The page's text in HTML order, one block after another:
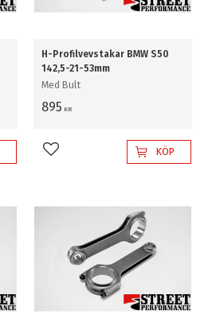
H-Profilvevstakar BMW S50
142,5-21-53mm
Med Bult
895 KR
Lägg till i favoriterKÖP